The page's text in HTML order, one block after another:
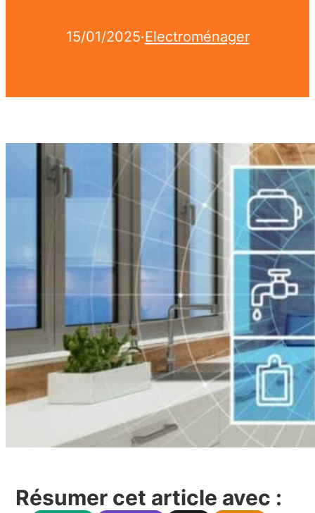
15/01/2025·Electroménager
Résumer cet article avec :